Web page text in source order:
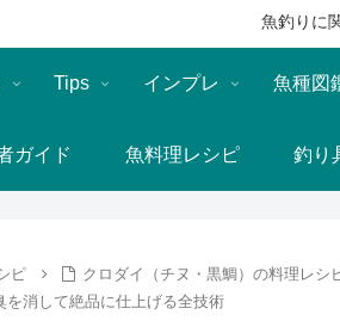
魚釣りに
Tips インプレ 魚種図
ガイド 魚料理レシピ 釣り
ピ
クロダイ（チヌ・黒鯛）の料理レシ
を消して絶品に仕上げる全技術